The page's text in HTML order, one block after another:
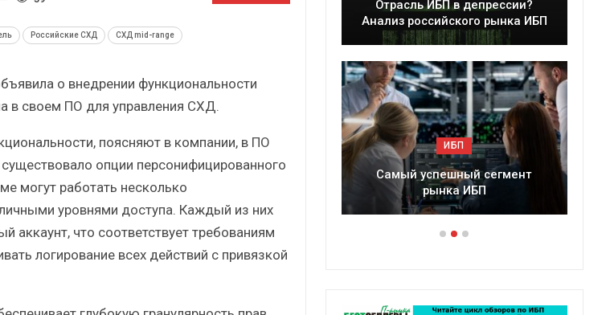
Российские СХД СХД mid-range
о внедрении функциональности
в своем ПО для управления СХД.
поясняют в компании, в ПО
опции персонифицированного
могут работать несколько
уровнями доступа. Каждый из них
аккаунт, что соответствует требованиям
логирование всех действий с привязкой
Итоги и Бестселлеры
ИБП
ИБП в депрессии?
Часть II.
Отрасль ИБП в депрессии?
Анализ российского рынка ИБП
Самый успешный сегмент
Краткий
сборник от…
ИБП
Подкосят ли